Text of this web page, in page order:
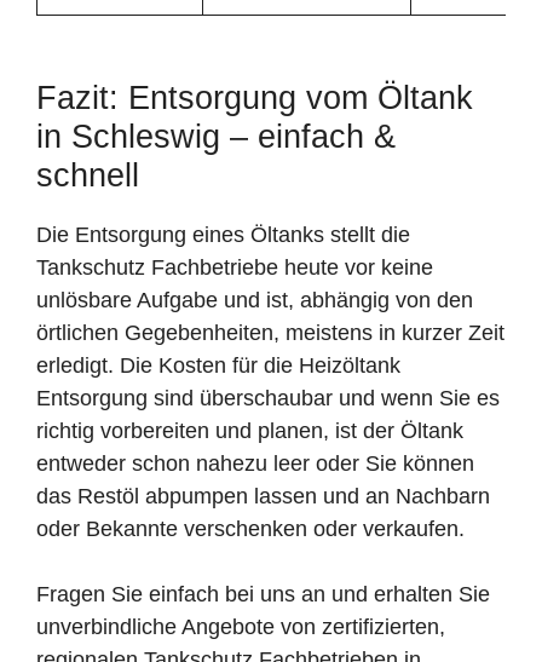
Fazit: Entsorgung vom Öltank
in Schleswig – einfach &
schnell
Die Entsorgung eines Öltanks stellt die
Tankschutz Fachbetriebe heute vor keine
unlösbare Aufgabe und ist, abhängig von den
örtlichen Gegebenheiten, meistens in kurzer Zeit
erledigt. Die Kosten für die Heizöltank
Entsorgung sind überschaubar und wenn Sie es
richtig vorbereiten und planen, ist der Öltank
entweder schon nahezu leer oder Sie können
das Restöl abpumpen lassen und an Nachbarn
oder Bekannte verschenken oder verkaufen.
Fragen Sie einfach bei uns an und erhalten Sie
unverbindliche Angebote von zertifizierten,